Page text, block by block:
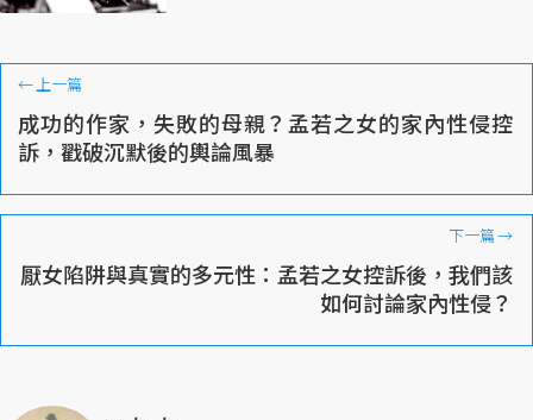
←上一篇
成功的作家，失敗的母親？孟若之女的家內性侵控
訴，戳破沉默後的輿論風暴
下一篇→
厭女陷阱與真實的多元性：孟若之女控訴後，我們該
如何討論家內性侵？